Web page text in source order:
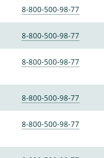
8-800-500-98-77
8-800-500-98-77
8-800-500-98-77
8-800-500-98-77
8-800-500-98-77